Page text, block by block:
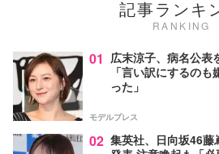
記事ランキ
RANKING
01 広末涼子、病名公表
「言い訳にするの
った」
モデルプレス
02 集英社、日向坂46藤